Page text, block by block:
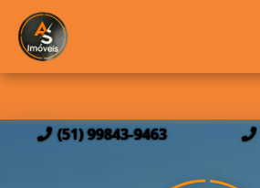
(51) 99843-9463